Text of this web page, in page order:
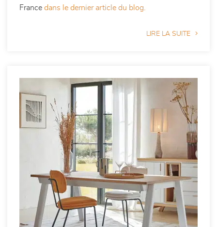
France dans le dernier article du blog.
LIRE LA SUITE